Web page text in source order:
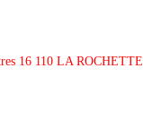
16 110 LA ROCHETTE